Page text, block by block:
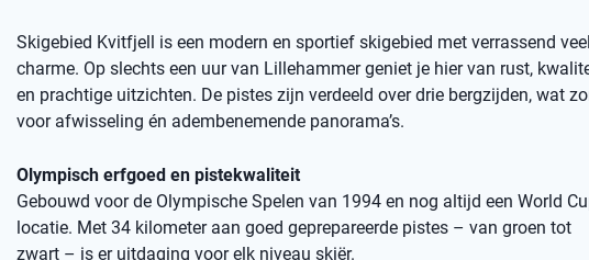
Skigebied Kvitfjell is een modern en sportief skigebied met verrassend veel
charme. Op slechts een uur van Lillehammer geniet je hier van rust,
en prachtige uitzichten. De pistes zijn verdeeld over drie bergzijden, wat
voor afwisseling én adembenemende panorama’s.
Olympisch erfgoed en pistekwaliteit
Gebouwd voor de Olympische Spelen van 1994 en nog altijd een World
locatie. Met 34 kilometer aan goed geprepareerde pistes – van groen tot
zwart – is er uitdaging voor elk niveau skiër.